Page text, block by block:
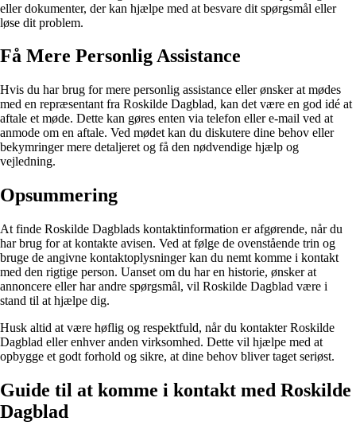
eller dokumenter, der kan hjælpe med at besvare dit spørgsmål eller
løse dit problem.
Få Mere Personlig Assistance
Hvis du har brug for mere personlig assistance eller ønsker at mødes
med en repræsentant fra Roskilde Dagblad, kan det være en god idé at
aftale et møde. Dette kan gøres enten via telefon eller e-mail ved at
anmode om en aftale. Ved mødet kan du diskutere dine behov eller
bekymringer mere detaljeret og få den nødvendige hjælp og
vejledning.
Opsummering
At finde Roskilde Dagblads kontaktinformation er afgørende, når du
har brug for at kontakte avisen. Ved at følge de ovenstående trin og
bruge de angivne kontaktoplysninger kan du nemt komme i kontakt
med den rigtige person. Uanset om du har en historie, ønsker at
annoncere eller har andre spørgsmål, vil Roskilde Dagblad være i
stand til at hjælpe dig.
Husk altid at være høflig og respektfuld, når du kontakter Roskilde
Dagblad eller enhver anden virksomhed. Dette vil hjælpe med at
opbygge et godt forhold og sikre, at dine behov bliver taget seriøst.
Guide til at komme i kontakt med Roskilde
Dagblad